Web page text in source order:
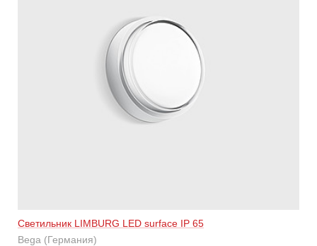
Светильник LIMBURG LED surface IP 65
Bega (Германия)